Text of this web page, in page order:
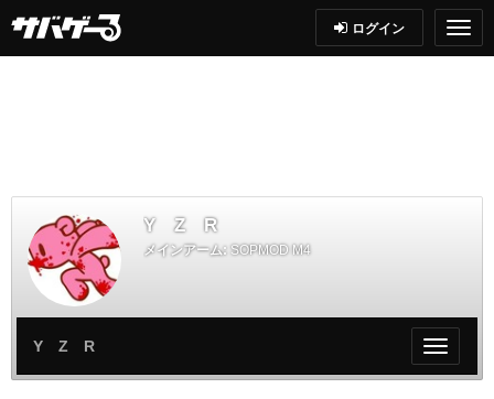
ログイン
Y Z R
メインアーム: SOPMOD M4
My
ペ
Y Z R